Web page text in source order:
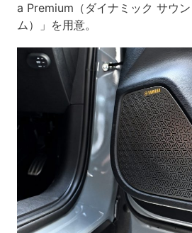
a Premium（ダイナミック サウ
ム）」を用意。